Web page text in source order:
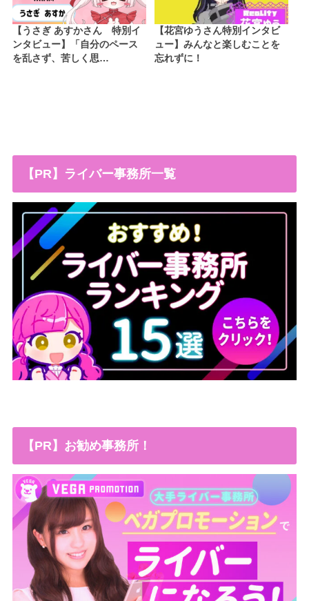
【うさぎ あすかさん 特別イ
ンタビュー】「自分のペース
を乱さず、苦しく思…
【花宮ゆうさん特別インタビ
ュー】みんなと楽しむことを
忘れずに！
【PR】ライバー事務所一覧
【PR】お勧め事務所！